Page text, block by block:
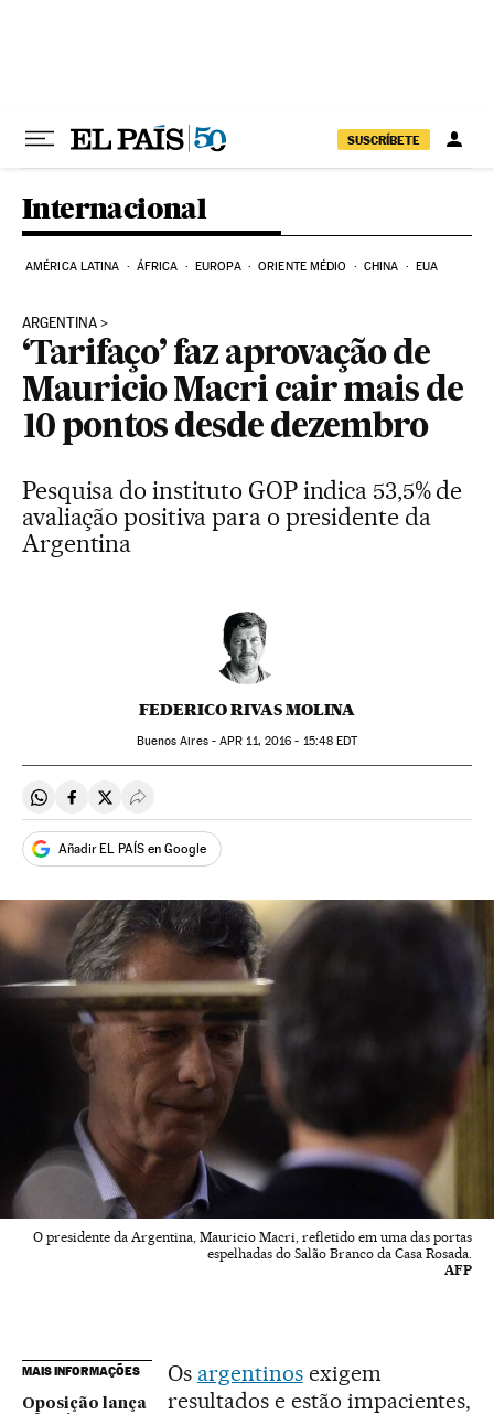
SUSCRÍBETE
Internacional
AMÉRICA LATINA ÁFRICA EUROPA ORIENTE MÉDIO CHINA EUA
ARGENTINA
‘Tarifaço’ faz aprovação de
Mauricio Macri cair mais de
10 pontos desde dezembro
Pesquisa do instituto GOP indica 53,5% de
avaliação positiva para o presidente da
Argentina
FEDERICO RIVAS MOLINA
Buenos Aires -APR 11, 2016 - 15:48 EDT
Compartir en Whatsapp
Compartir en Facebook
Compartir en Twitter
Desplegar Redes Sociales
Añadir EL PAÍS en Google
O presidente da Argentina, Mauricio Macri, refletido em uma das portas
espelhadas do Salão Branco da Casa Rosada.
AFP
MAIS INFORMAÇÕES
Oposição lança
Os argentinosexigem
resultados e estão impacientes,